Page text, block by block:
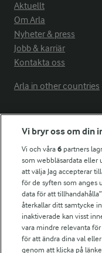
Aktuellt
Om Arla
Nyheter & press
Jobb & karriär
Kontakta oss
Arla in other countries
Fler Arlasajter
För ägare
Arlas kundportal
Arla.com
Falbygdens Ost
Arla webbshop
Bildbank
Vi bryr oss om din
Vi och våra6 partners
som webbläsardata eller
att välja Jag accepterar
för de syften som anges
data för att
återkallar ditt samtycke
inaktiverade kan visst
vara mindre relevanta
för att ändra dina val
genom att klicka på